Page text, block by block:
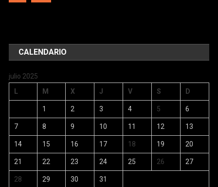
CALENDARIO
julio 2025
L
M X J V S D
1 2 3 4 5 6
7 8 9 10 11 12 13
14 15 16 17 18 19 20
21 22 23 24 25 26 27
28 29 30 31